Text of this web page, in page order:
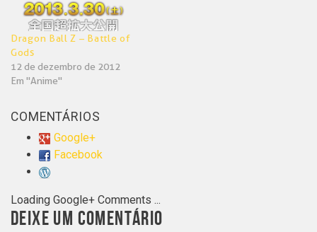
Dragon Ball Z – Battle of
Gods
12 de dezembro de 2012
Em "Anime"
COMENTÁRIOS
Google+
Facebook
Loading Google+ Comments ...
DEIXE UM COMENTÁRIO